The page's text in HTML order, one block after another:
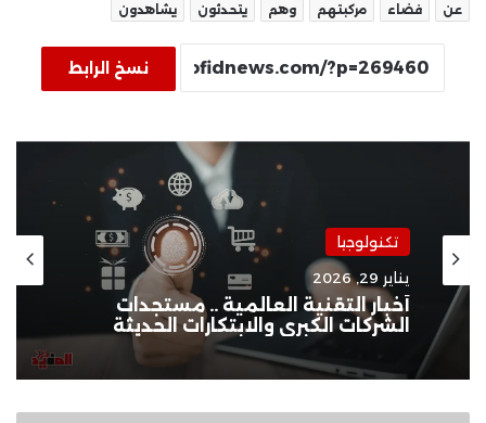
عن
فضاء مركبتهم وهم يتحدثون يشاهدون
نسخ الرابط
تكنولوجيا
يناير 29, 2026
أخبار التقنية العالمية .. مستجدات
الشركات الكبرى والابتكارات الحديثة